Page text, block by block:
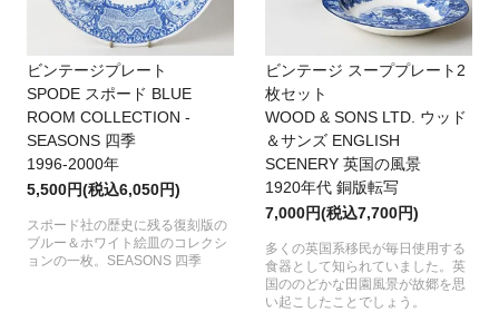
ビンテージプレート
SPODE スポード BLUE
ROOM COLLECTION -
SEASONS 四季
1996-2000年
5,500円(税込6,050円)
スポード社の歴史に残る復刻版の
ブルー＆ホワイト絵皿のコレクシ
ョンの一枚。SEASONS 四季
ビンテージ スーププレート2
枚セット
WOOD & SONS LTD. ウッド
＆サンズ ENGLISH
SCENERY 英国の風景
1920年代 銅版転写
7,000円(税込7,700円)
多くの英国系移民が毎日使用する
食器として知られていました。英
国ののどかな田園風景が故郷を思
い起こしたことでしょう。